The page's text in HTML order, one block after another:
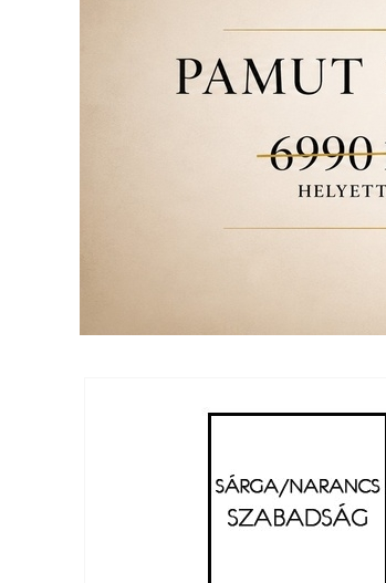
NAGYKERESKEDELEM
MÉRETTÁBLÁZAT
MOST